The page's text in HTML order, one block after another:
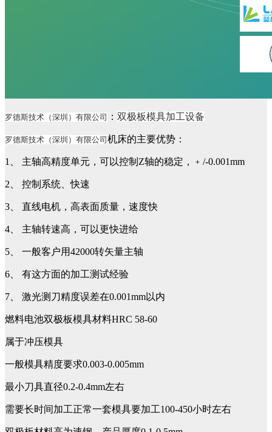
罗德斯技术（深圳）有限公司 ： 双极板模具加工设备
罗德斯技术（深圳）有限公司 机床的主要优势：
1、 主轴高精度单元，可以控制Z轴的稳定，﹢/-0.001mm
2、 控制系统、快速
3、 直线电机，高表面质量，速度快
4、 主轴转速高，可以更快进给
5、 一般客户用42000转矢量主轴
6、 有这方面的加工测试经验
7、 激光测刀精度误差在0.001mm以内
燃料电池双极板模具材料HRC 58-60
属于冲压模具
一般模具精度要求0.003-0.005mm
最小刀具直径0.2-0.4mm左右
需要长时间加工正常一套模具要加工100-450小时左右